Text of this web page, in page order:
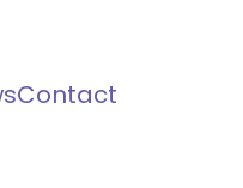
Contact